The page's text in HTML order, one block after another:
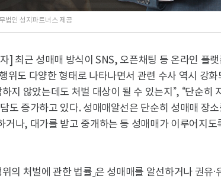
법인 성지파트너스 제공
] 최근 성매매 방식이 SNS, 오픈채팅 등 온라인 플
위도 다양한 형태로 나타나면서 관련 수사 역시 강
지 않았는데도 처벌 대상이 될 수 있는지”, “단순히
도 증가하고 있다. 성매매알선은 단순히 성매매 장
거나, 대가를 받고 중개하는 등 성매매가 이루어지도
위의 처벌에 관한 법률」은 성매매를 알선하거나 권유